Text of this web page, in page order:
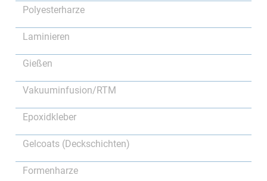
Polyesterharze
Laminieren
Gießen
Vakuuminfusion/RTM
Epoxidkleber
Gelcoats (Deckschichten)
Formenharze